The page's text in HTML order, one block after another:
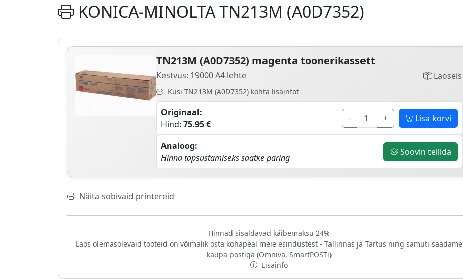
KONICA-MINOLTA TN213M (A0D7352)
TN213M (A0D7352) magenta toonerikassett
Kestvus: 19000 A4 lehte
Küsi TN213M (A0D7352) kohta lisainfot
Laoseis
Originaal:
Hind: 75.95 €
- + Lisa korvi
Analoog:
Hinna täpsustamiseks saatke päring
Soovin tellida
Näita sobivaid printereid
Hinnad sisaldavad käibemaksu 24%
Laos olemasolevaid tooteid on võimalik osta kohapeal meie esindustest - Tallinnas ja Tartus ning samuti saadame
kaupa postiga (Omniva, SmartPOSTi)
Lisainfo